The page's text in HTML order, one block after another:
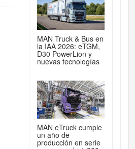
MAN Truck & Bus en
la IAA 2026: eTGM,
D30 PowerLion y
nuevas tecnologías
MAN eTruck cumple
un año de
producción en serie